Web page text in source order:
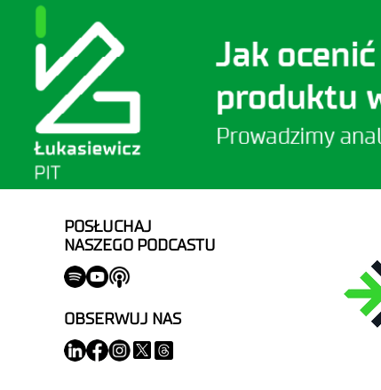
POSŁUCHAJ
NASZEGO PODCASTU
OBSERWUJ NAS